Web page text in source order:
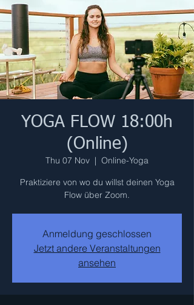
YOGA FLOW 18:00h
(Online)
Thu 07 Nov
  |
Online-Yoga
Praktiziere von wo du willst deinen Yoga
Flow über Zoom.
Anmeldung geschlossen
Jetzt andere Veranstaltungen
ansehen